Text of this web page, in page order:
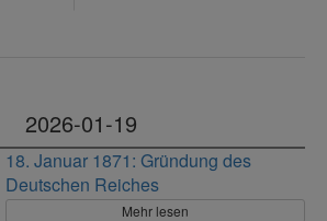
2026-01-19
18. Januar 1871: Gründung des
Deutschen Reiches
Mehr lesen